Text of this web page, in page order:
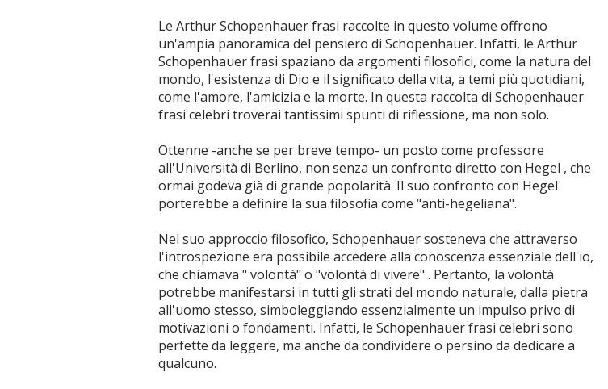
Le Arthur Schopenhauer frasi raccolte in questo volume offrono
un'ampia panoramica del pensiero di Schopenhauer. Infatti, le Arthur
Schopenhauer frasi spaziano da argomenti filosofici, come la natura del
mondo, l'esistenza di Dio e il significato della vita, a temi più quotidiani,
come l'amore, l'amicizia e la morte. In questa raccolta di Schopenhauer
frasi celebri troverai tantissimi spunti di riflessione, ma non solo.
Ottenne -anche se per breve tempo- un posto come professore
all'Università di Berlino, non senza un confronto diretto con Hegel , che
ormai godeva già di grande popolarità. Il suo confronto con Hegel
porterebbe a definire la sua filosofia come "anti-hegeliana".
Nel suo approccio filosofico, Schopenhauer sosteneva che attraverso
l'introspezione era possibile accedere alla conoscenza essenziale dell'io,
che chiamava " volontà" o "volontà di vivere" . Pertanto, la volontà
potrebbe manifestarsi in tutti gli strati del mondo naturale, dalla pietra
all'uomo stesso, simboleggiando essenzialmente un impulso privo di
motivazioni o fondamenti. Infatti, le Schopenhauer frasi celebri sono
perfette da leggere, ma anche da condividere o persino da dedicare a
qualcuno.